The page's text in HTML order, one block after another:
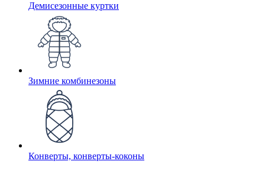
Демисезонные куртки
Зимние комбинезоны
Конверты, конверты-коконы